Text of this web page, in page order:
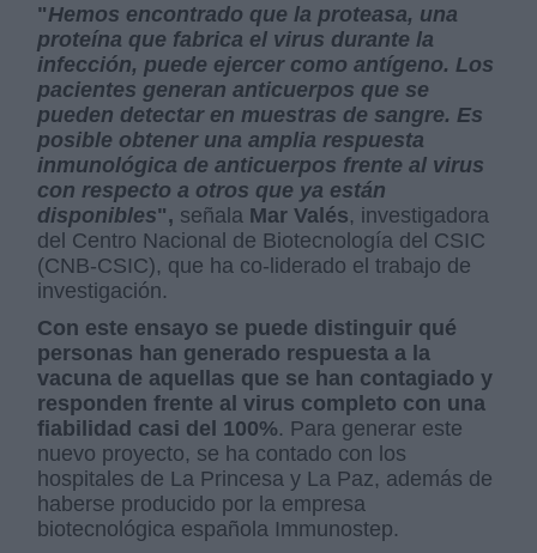
"Hemos encontrado que la proteasa, una
proteína que fabrica el virus durante la
infección, puede ejercer como antígeno. Los
pacientes generan anticuerpos que se
pueden detectar en muestras de sangre. Es
posible obtener una amplia respuesta
inmunológica de anticuerpos frente al virus
con respecto a otros que ya están
disponibles", señala Mar Valés, investigadora
del Centro Nacional de Biotecnología del CSIC
(CNB-CSIC), que ha co-liderado el trabajo de
investigación.
Con este ensayo se puede distinguir qué
personas han generado respuesta a la
vacuna de aquellas que se han contagiado y
responden frente al virus completo con una
fiabilidad casi del 100%. Para generar este
nuevo proyecto, se ha contado con los
hospitales de La Princesa y La Paz, además de
haberse producido por la empresa
biotecnológica española Immunostep.